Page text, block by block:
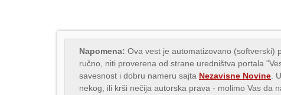
Napomena: Ova vest je automatizovano (softverski)
ručno, niti proverena od strane uredništva portala
savesnost i dobru nameru sajta Nezavisne Novine .
nekog, ili krši nečija autorska prava - molimo Vas da